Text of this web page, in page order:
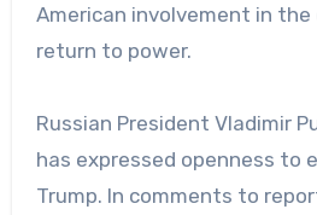
American involvement in
return to power.
Russian President Vladimir
has expressed openness to
Trump. In comments to